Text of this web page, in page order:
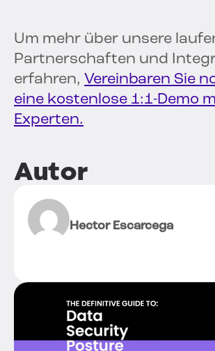
Um mehr über unsere
Partnerschaften und
erfahren, Vereinbaren Sie
eine kostenlose 1:1-Demo
Experten.
Autor
Hector Escarcega